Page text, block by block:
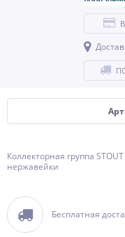
Коллекторная группа
нержавейки
Бесплатная